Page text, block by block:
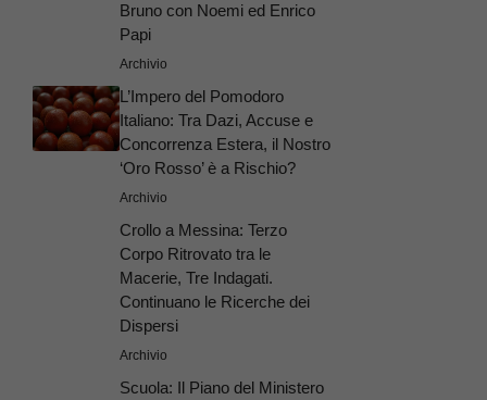
Bruno con Noemi ed Enrico
Papi
Archivio
L’Impero del Pomodoro
Italiano: Tra Dazi, Accuse e
Concorrenza Estera, il Nostro
‘Oro Rosso’ è a Rischio?
Archivio
Crollo a Messina: Terzo
Corpo Ritrovato tra le
Macerie, Tre Indagati.
Continuano le Ricerche dei
Dispersi
Archivio
Scuola: Il Piano del Ministero